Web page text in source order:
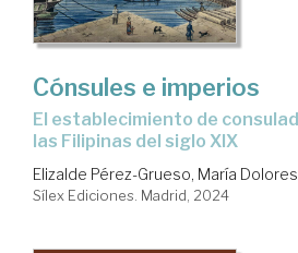
Cónsules e imperios
el establecimiento de consulados extranjeros en
las Filipinas del siglo XIX
Elizalde Pérez-Grueso, María Dolores
Sílex Ediciones. Madrid, 2024